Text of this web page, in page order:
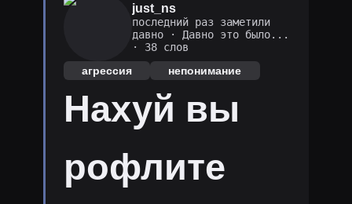
just_ns
последний раз заметили
давно·
Давно это было...
· 38 слов
агрессия
непонимание
Нахуй вы
рофлите